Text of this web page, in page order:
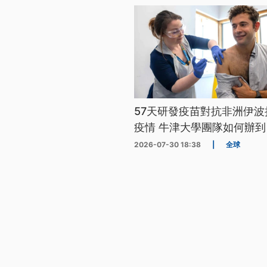
57天研發疫苗對抗非洲伊
疫情 牛津大學團隊如何辦
2026-07-30 18:38 全球